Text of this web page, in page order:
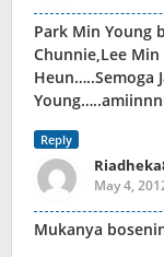
Park Min Young
Chunnie,Lee
Heun…..Semoga
Reply
May 4,
Mukanya